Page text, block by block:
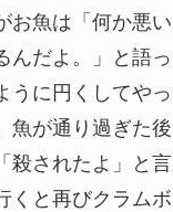
お魚は「何か悪
だよ。」と語
うに円くしてや
魚が通り過ぎた
殺されたよ」と
くと再びクラム